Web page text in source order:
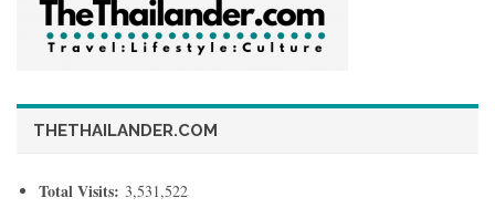
ขนมเปี๊ยะดั้งเดิมเหมาะสำหรับนักท่องเที่ยวสายวัฒนธรรมและถ่าย
THETHAILANDER.COM
Total Visits: 3,531,522